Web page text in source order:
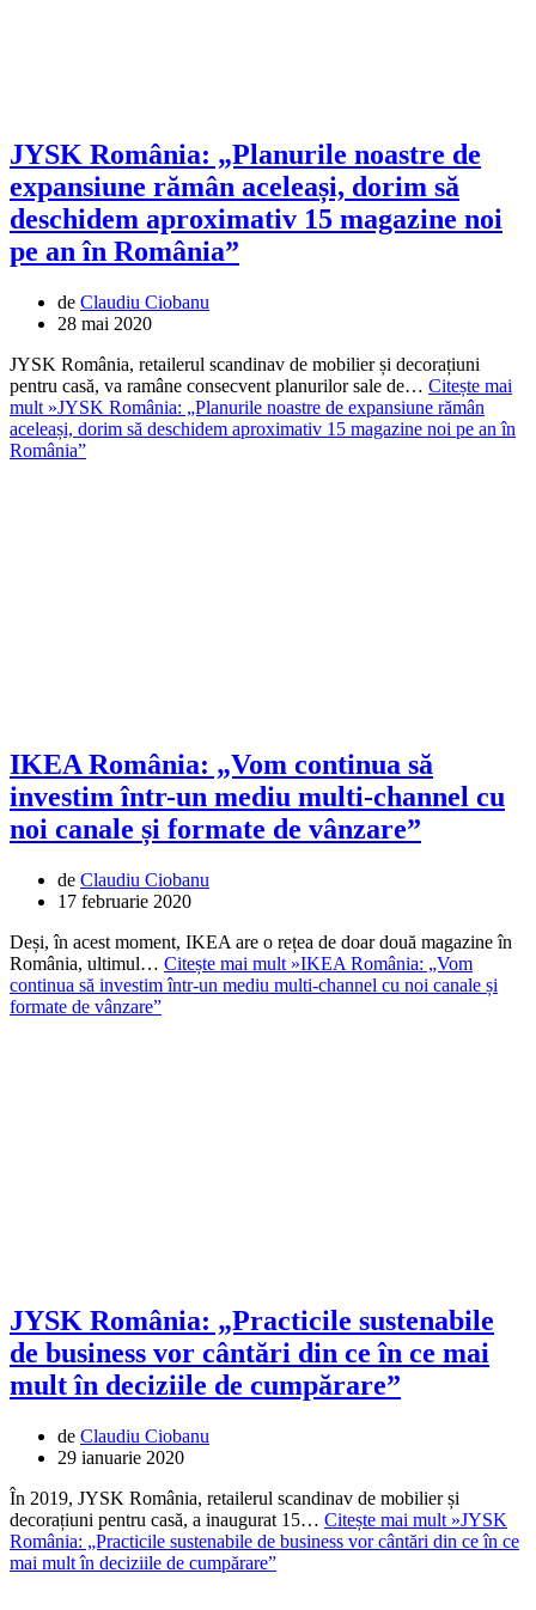
JYSK România: „Planurile noastre de
expansiune rămân aceleași, dorim să
deschidem aproximativ 15 magazine noi
pe an în România”
de Claudiu Ciobanu
28 mai 2020
JYSK România, retailerul scandinav de mobilier și decorațiuni
pentru casă, va ramâne consecvent planurilor sale de… Citește mai
mult »JYSK România: „Planurile noastre de expansiune rămân
aceleași, dorim să deschidem aproximativ 15 magazine noi pe an în
România”
IKEA România: „Vom continua să
investim într-un mediu multi-channel cu
noi canale și formate de vânzare”
de Claudiu Ciobanu
17 februarie 2020
Deși, în acest moment, IKEA are o rețea de doar două magazine în
România, ultimul… Citește mai mult »IKEA România: „Vom
continua să investim într-un mediu multi-channel cu noi canale și
formate de vânzare”
JYSK România: „Practicile sustenabile
de business vor cântări din ce în ce mai
mult în deciziile de cumpărare”
de Claudiu Ciobanu
29 ianuarie 2020
În 2019, JYSK România, retailerul scandinav de mobilier și
decorațiuni pentru casă, a inaugurat 15… Citește mai mult »JYSK
România: „Practicile sustenabile de business vor cântări din ce în ce
mai mult în deciziile de cumpărare”